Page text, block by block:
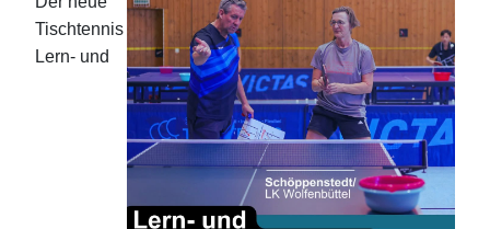
Tischtennis
Lern- und